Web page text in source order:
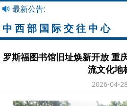
最新公告:
中西部国际交往中心
罗斯福图书馆旧址焕新开放 重
流文化地
2026-04-